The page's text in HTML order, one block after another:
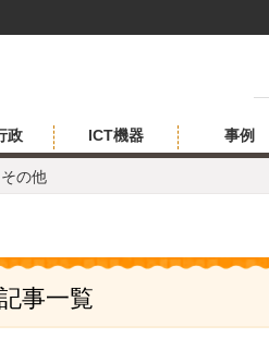
その他
政 ICT機器 事例
事一覧